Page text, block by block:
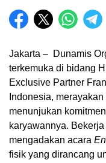
Jakarta – Dunamis
terkemuka di bidang
Exclusive Partner
Indonesia,
menunjukan
karyawannya.
mengadakan acara
fisik yang dirancang